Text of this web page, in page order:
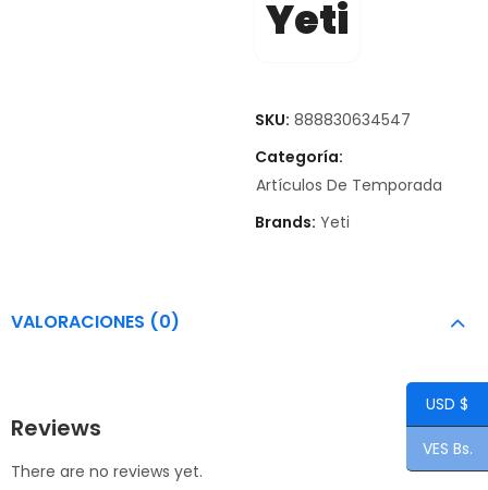
Yeti
SKU: 888830634547
Categoría:
Artículos De Temporada
Brands: Yeti
VALORACIONES (0)
Reviews
There are no reviews yet.
USD $
VES Bs.